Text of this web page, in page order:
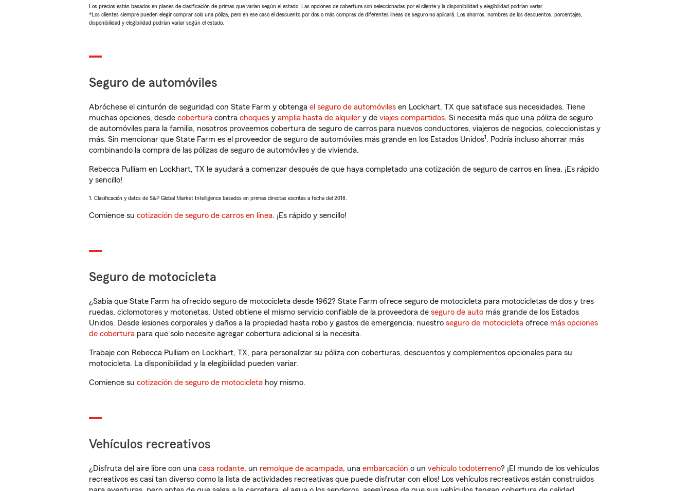
Los precios están basados en planes de clasificación de primas que varían según el estado. Las opciones de cobertura son seleccionadas por el cliente y la disponibilidad y elegibilidad podrían variar.
*Los clientes siempre pueden elegir comprar solo una póliza, pero en ese caso el descuento por dos o más compras de diferentes líneas de seguro no aplicará. Los ahorros, nombres de los descuentos, porcentajes,
disponibilidad y elegibilidad podrían variar según el estado.
Seguro de automóviles
Abróchese el cinturón de seguridad con State Farm y obtenga el seguro de automóviles en Lockhart, TX que satisface sus necesidades. Tiene
muchas opciones, desde cobertura contra choques y amplia hasta de alquiler y de viajes compartidos. Si necesita más que una póliza de seguro
de automóviles para la familia, nosotros proveemos cobertura de seguro de carros para nuevos conductores, viajeros de negocios, coleccionistas y
más. Sin mencionar que State Farm es el proveedor de seguro de automóviles más grande en los Estados Unidos1. Podría incluso ahorrar más
combinando la compra de las pólizas de seguro de automóviles y de vivienda.
Rebecca Pulliam en Lockhart, TX le ayudará a comenzar después de que haya completado una cotización de seguro de carros en línea. ¡Es rápido
y sencillo!
1. Clasificación y datos de S&P Global Market Intelligence basados en primas directas escritas a fecha del 2018.
Comience su cotización de seguro de carros en línea. ¡Es rápido y sencillo!
Seguro de motocicleta
¿Sabía que State Farm ha ofrecido seguro de motocicleta desde 1962? State Farm ofrece seguro de motocicleta para motocicletas de dos y tres
ruedas, ciclomotores y motonetas. Usted obtiene el mismo servicio confiable de la proveedora de seguro de auto más grande de los Estados
Unidos. Desde lesiones corporales y daños a la propiedad hasta robo y gastos de emergencia, nuestro seguro de motocicleta ofrece más opciones
de cobertura para que solo necesite agregar cobertura adicional si la necesita.
Trabaje con Rebecca Pulliam en Lockhart, TX, para personalizar su póliza con coberturas, descuentos y complementos opcionales para su
motocicleta. La disponibilidad y la elegibilidad pueden variar.
Comience su cotización de seguro de motocicleta hoy mismo.
Vehículos recreativos
¿Disfruta del aire libre con una casa rodante, un remolque de acampada, una embarcación o un vehículo todoterreno? ¡El mundo de los vehículos
recreativos es casi tan diverso como la lista de actividades recreativas que puede disfrutar con ellos! Los vehículos recreativos están construidos